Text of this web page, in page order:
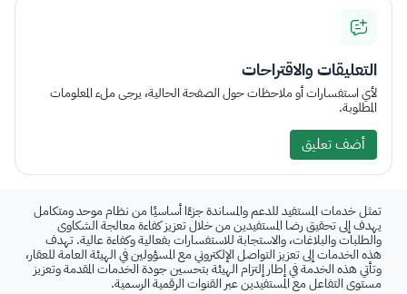
التعليقات والاقتراحات
لأي استفسارات أو ملاحظات حول الصفحة الحالية، يرجى ملء المعلومات
المطلوبة.
أضف تعليق
تمثل خدمات المستفيد للدعم والمساندة جزءًا أساسيًا من نظام موحد ومتكامل
يهدف إلى تحقيق رضا المستفيدين من خلال تعزيز كفاءة معالجة الشكاوى
والطلبات والبلاغات، والاستجابة للاستفسارات بفعالية وكفاءة عالية. تهدف
هذه الخدمات إلى تعزيز التواصل الإلكتروني مع المسؤولين في الهيئة العامة للعقار،
وتأتي هذه الخدمة في إطار إلتزام الهيئة بتحسين جودة الخدمات المقدمة وتعزيز
مستوى التفاعل مع المستفيدين عبر القنوات الرقمية الرسمية.